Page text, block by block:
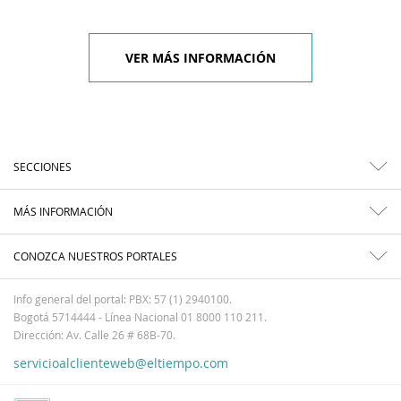
VER MÁS INFORMACIÓN
SECCIONES
MÁS INFORMACIÓN
CONOZCA NUESTROS PORTALES
Info general del portal: PBX: 57 (1) 2940100.
Bogotá 5714444 - Línea Nacional 01 8000 110 211.
Dirección: Av. Calle 26 # 68B-70.
servicioalclienteweb@eltiempo.com